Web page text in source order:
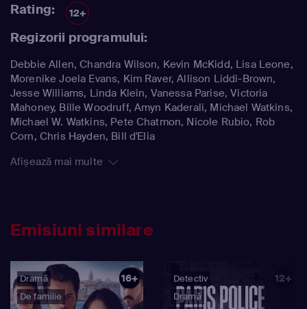
Rating: 12+
Regizorii programului:
Debbie Allen, Chandra Wilson, Kevin McKidd, Lisa Leone,
Morenike Joela Evans, Kim Raver, Allison Liddi-Brown,
Jesse Williams, Linda Klein, Vanessa Parise, Victoria
Mahoney, Bille Woodruff, Amyn Kaderali, Michael Watkins,
Michael W. Watkins, Pete Chatmon, Nicole Rubio, Rob
Corn, Chris Hayden, Bill d'Elia
Afișează mai multe
Emisiuni similare
Dramă
De familie
16+
Detectiv
Dramă
12+